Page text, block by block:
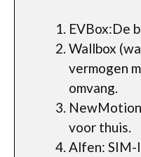
EVBox:De
Wallbox
vermogen
omvang.
voor thuis.
Alfen: SIM-